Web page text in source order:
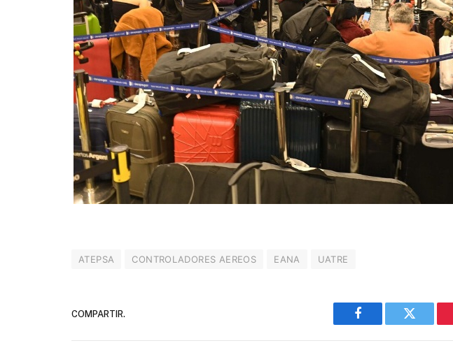
ATEPSA CONTROLADORES AEREOS EANA UATRE
COMPARTIR.
Facebook Twitter